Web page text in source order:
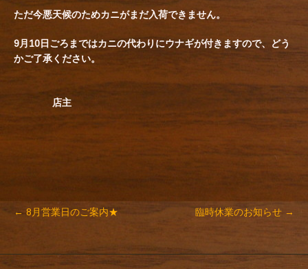
ただ今悪天候のためカニがまだ入荷できません。
9月10日ごろまではカニの代わりにウナギが付きますので、どう
かご了承ください。
店主
Post
← 8月営業日のご案内★ 臨時休業のお知らせ →